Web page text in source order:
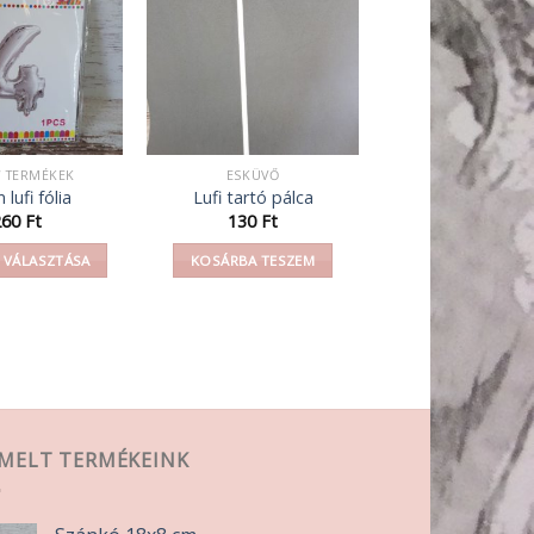
TERMÉKEK
lufi fólia
Ft
A
ESKÜVŐ
Lufi tartó pálca
130 Ft
KOSÁRBA TESZEM
TERMÉKEINK